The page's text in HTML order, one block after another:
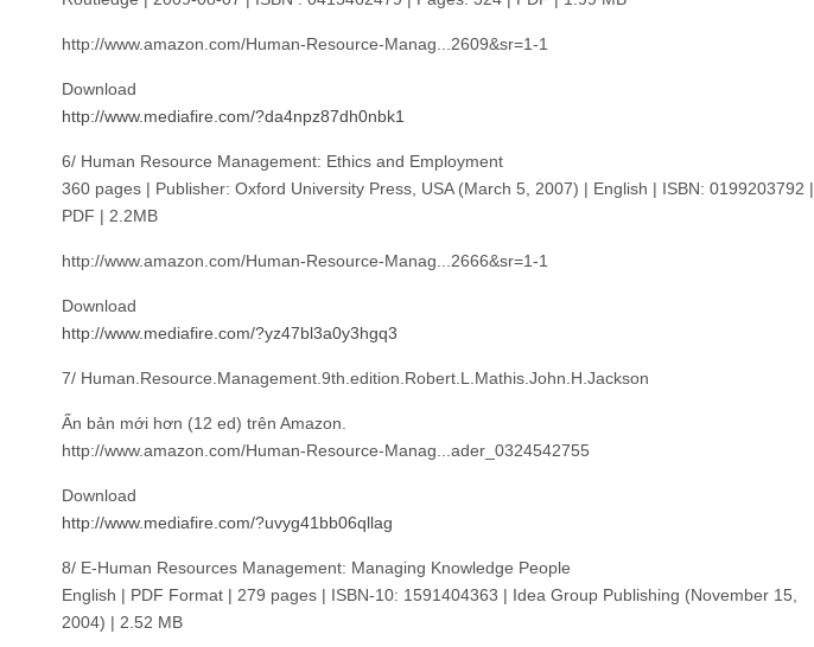
http://www.amazon.com/Human-Resource-Manag...2609&sr=1-1
Download
http://www.mediafire.com/?da4npz87dh0nbk1
6/ Human Resource Management: Ethics and Employment
360 pages | Publisher: Oxford University Press, USA (March 5, 2007) | English | ISBN: 0199203792 |
PDF | 2.2MB
http://www.amazon.com/Human-Resource-Manag...2666&sr=1-1
Download
http://www.mediafire.com/?yz47bl3a0y3hgq3
7/ Human.Resource.Management.9th.edition.Robert.L.Mathis.John.H.Jackson
Ấn bản mới hơn (12 ed) trên Amazon.
http://www.amazon.com/Human-Resource-Manag...ader_0324542755
Download
http://www.mediafire.com/?uvyg41bb06qllag
8/ E-Human Resources Management: Managing Knowledge People
English | PDF Format | 279 pages | ISBN-10: 1591404363 | Idea Group Publishing (November 15,
2004) | 2.52 MB